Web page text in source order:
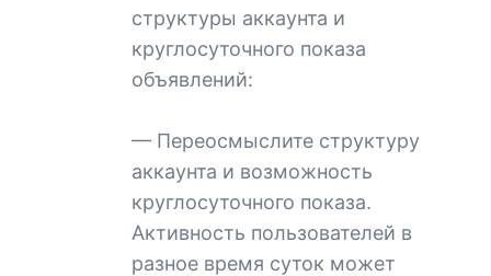
структуры аккаунта и
круглосуточного показа
объявлений:
— Переосмыслите структуру
аккаунта и возможность
круглосуточного показа.
Активность пользователей в
разное время суток может